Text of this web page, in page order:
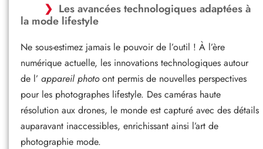
Les avancées technologiques adaptées à
la mode lifestyle
Ne sous-estimez jamais le pouvoir de l’outil ! À l’ère
numérique actuelle, les innovations technologiques autour
de l’ appareil photoont permis de nouvelles perspectives
pour les photographes lifestyle. Des caméras haute
résolution aux drones, le monde est capturé avec des détails
auparavant inaccessibles, enrichissant ainsi l’art de
photographie mode.